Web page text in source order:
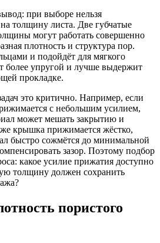
при выборе нельзя
толщину листа. Две губчатые
могут работать совершенно
плотность и структура пор.
и подойдёт для мягкого
более упругой и лучше выдержит
прокладке.
это критично. Например, если
с небольшим усилием,
может мешать закрытию и
же крышка прижимается жёстко,
быстро сожмётся до минимальной
зазор. Поэтому подбор
какое усилие прижатия доступно
толщину должен сохранить
пористого